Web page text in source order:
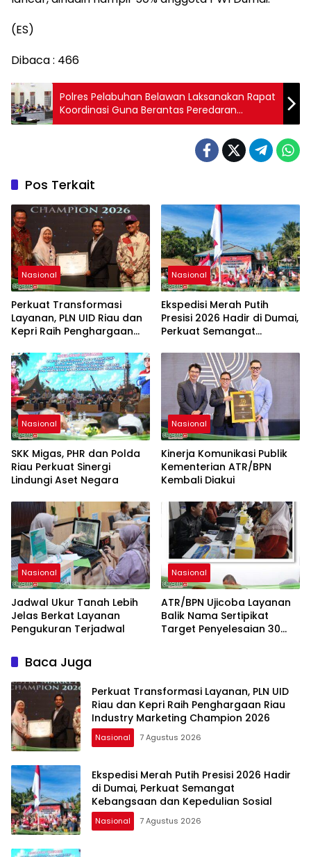
(ES)
Dibaca : 466
Polres Pelabuhan Belawan Laksanakan Rapat
Koordinasi Guna Berantas Peredaran
Sindikat Narkoba
Pos Terkait
Nasional
Perkuat Transformasi
Layanan, PLN UID Riau dan
Kepri Raih Penghargaan
Champion 2026
Nasional
Ekspedisi Merah Putih
Presisi 2026 Hadir di Dumai,
Perkuat Semangat
Kepedulian Sosial
Nasional
SKK Migas, PHR dan Polda
Riau Perkuat Sinergi
Lindungi Aset Negara
Nasional
Kinerja Komunikasi Publik
Kementerian ATR/BPN
Kembali Diakui
Nasional
Jadwal Ukur Tanah Lebih
Jelas Berkat Layanan
Pengukuran Terjadwal
Nasional
ATR/BPN Ujicoba Layanan
Balik Nama Sertipikat
Target Penyelesaian 30
Baca Juga
Perkuat Transformasi Layanan, PLN UID
Riau dan Kepri Raih Penghargaan Riau
Industry Marketing Champion 2026
Nasional 7 Agustus 2026
Ekspedisi Merah Putih Presisi 2026 Hadir
di Dumai, Perkuat Semangat
Kebangsaan dan Kepedulian Sosial
Nasional 7 Agustus 2026